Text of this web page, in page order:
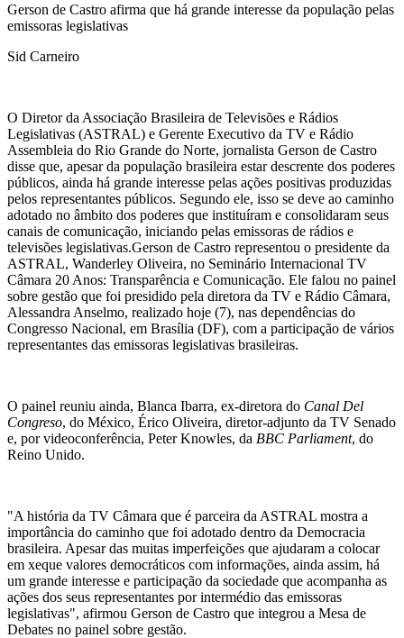
Sid Carneiro
O Diretor da Associação Brasileira de Televisões e Rádios
Legislativas (ASTRAL) e Gerente Executivo da TV e Rádio
Assembleia do Rio Grande do Norte, jornalista Gerson de Castro
disse que, apesar da população brasileira estar descrente dos poderes
públicos, ainda há grande interesse pelas ações positivas produzidas
pelos representantes públicos. Segundo ele, isso se deve ao caminho
adotado no âmbito dos poderes que instituíram e consolidaram seus
canais de comunicação, iniciando pelas emissoras de rádios e
televisões legislativas.Gerson de Castro representou o presidente da
ASTRAL, Wanderley Oliveira, no Seminário Internacional TV
Câmara 20 Anos: Transparência e Comunicação. Ele falou no painel
sobre gestão que foi presidido pela diretora da TV e Rádio Câmara,
Alessandra Anselmo, realizado hoje (7), nas dependências do
Congresso Nacional, em Brasília (DF), com a participação de vários
representantes das emissoras legislativas brasileiras.
O painel reuniu ainda, Blanca Ibarra, ex-diretora do Canal Del
Congreso, do México, Érico Oliveira, diretor-adjunto da TV Senado
e, por videoconferência, Peter Knowles, da BBC Parliament, do
Reino Unido.
"A história da TV Câmara que é parceira da ASTRAL mostra a
importância do caminho que foi adotado dentro da Democracia
brasileira. Apesar das muitas imperfeições que ajudaram a colocar
em xeque valores democráticos com informações, ainda assim, há
um grande interesse e participação da sociedade que acompanha as
ações dos seus representantes por intermédio das emissoras
legislativas", afirmou Gerson de Castro que integrou a Mesa de
Debates no painel sobre gestão.